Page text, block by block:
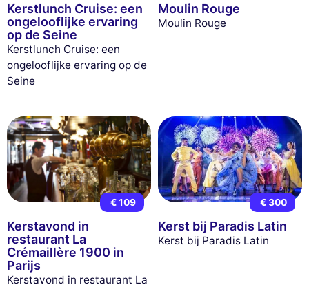
Kerstlunch Cruise: een
ongelooflijke ervaring
op de Seine
Kerstlunch Cruise: een
ongelooflijke ervaring op de
Seine
Moulin Rouge
Moulin Rouge
€ 109
Kerstavond in
restaurant La
Crémaillère 1900 in
Parijs
Kerstavond in restaurant La
€ 300
Kerst bij Paradis Latin
Kerst bij Paradis Latin